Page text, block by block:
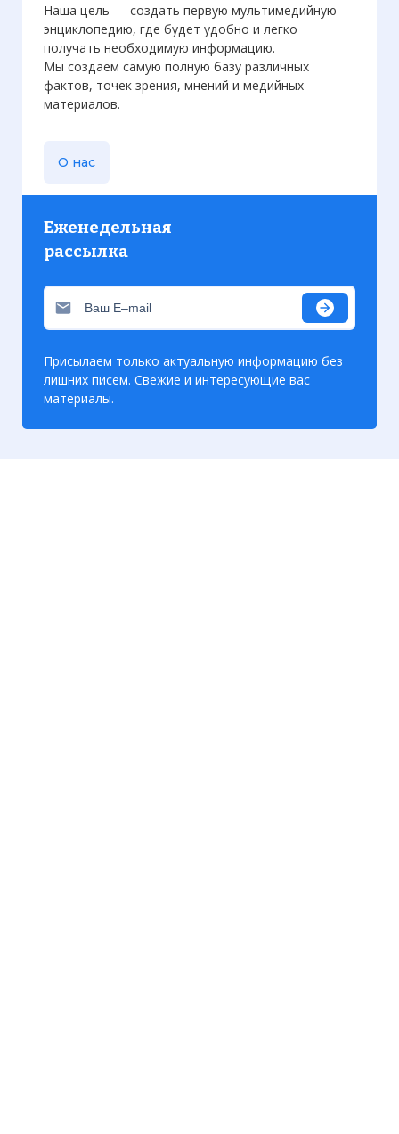
Наша цель — создать первую мультимедийную
энциклопедию, где будет удобно и легко
получать необходимую информацию.
Мы создаем самую полную базу различных
фактов, точек зрения, мнений и медийных
материалов.
О нас
Еженедельная
рассылка
Присылаем только актуальную информацию без
лишних писем. Свежие и интересующие вас
материалы.